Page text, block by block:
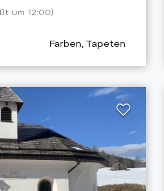
um 12:00)
aria.poi_category_prefix
Farben, Tapeten